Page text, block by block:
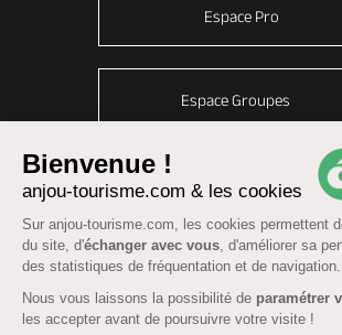
Bienvenue !
anjou-tourisme.com & les cookies
Sur anjou-tourisme.com, les cookies permettent
du site, d'échanger avec vous, d'améliorer sa
des statistiques de fréquentation et de navigation.
Nous vous laissons la possibilité de paramétrer
les accepter avant de poursuivre votre visite !
Espace Pro
Espace Groupes
© Anjou tourisme 2026 -Plan du site-
Mentions légales Données personnelles
CGU Réservation-Accessibilité :